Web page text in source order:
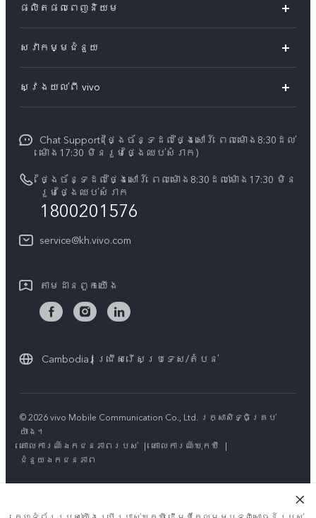
ផលិតផលពេញនិយម
V60 5G
V50 Lite
បណ្តាហាងលក់
គ្រប់ម៉ូឌែល
សេវាកម្មជំនួយ
Funtouch OS
ការផ្ទៀងផ្ទាត់ IMEI
ពិនិត្យតម្លៃគ្រឿងបន្លាស់
សេវាកម្មជួសជុលដោយដឹកយកទៅជូន
ដំឡើងប្រព័ន្ធប្រតិបត្តិការ
លក្ខខណ្ឌលើការធានា
ស្វែងយល់ពី vivo
ព័ត៌មាន
អាជីពនៅ vivo
សេចក្តីជូនដំណឹងផ្លូវច្បាប់
និរន្តរភាព
Chat Support (ថ្ងៃច័ន្ទដល់ថ្ងៃសៅរ៍ ពេលម៉ោង8:30ដល់
ម៉ោង17:30 មិនរួមថ្ងៃឈប់សំរាក)
ថ្ងៃច័ន្ទដល់ថ្ងៃសៅរ៍ ពេលម៉ោង8:30ដល់ម៉ោង17:30 មិន
រួមថ្ងៃឈប់សំរាក
1800201576
service@kh.vivo.com
តាម​ដានពួក​យើង
Cambodia | ជ្រើសរើសប្រទេស/តំបន់
© 2026 vivo Mobile Communication Co., Ltd. រក្សាសិទ្ធិគ្រប់
យ៉ាង។
គោលការណ៍ឯកជនភាពរបស់ | គោលការណ៍ឃុកឃី
|
ជំនួយឯកជនភាព